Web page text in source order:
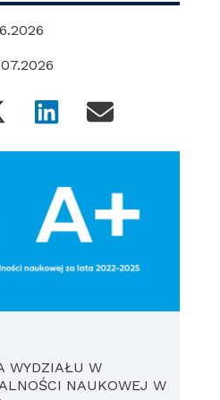
WYDZIAŁU W
NAUKOWEJ W